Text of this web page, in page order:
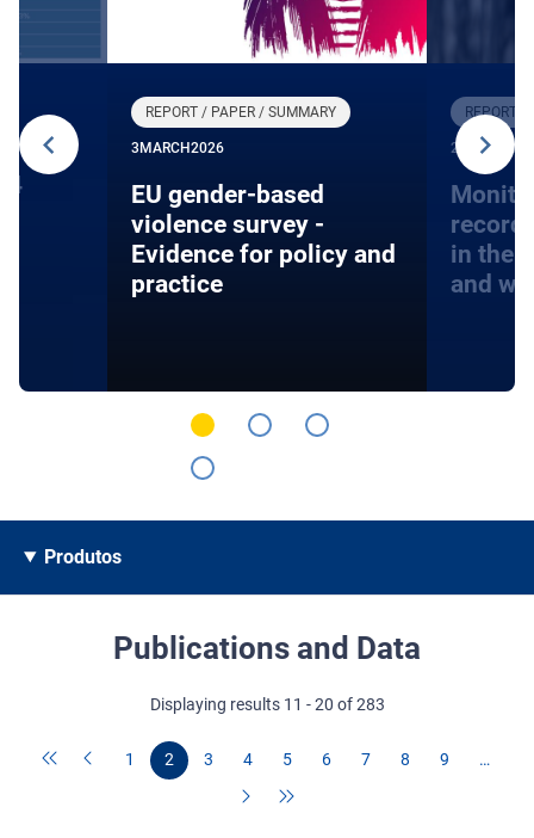
REPORT / PAPER / SUMMARY
3 MARCH2026
EU gender-based
violence survey -
Evidence for policy and
practice
REPORT /
27 JANUARY
in the
and
Produtos
Publications and Data
Displaying results 11 - 20 of 283
1 2 3 4 5 6 7 8 9 …